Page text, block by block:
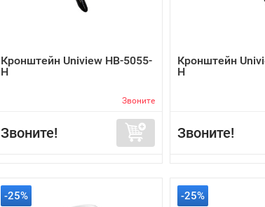
Кронштейн Uniview HB-5055-
H
Звоните
Звоните!
Кронштейн
H
Звоните!
-25% -25%